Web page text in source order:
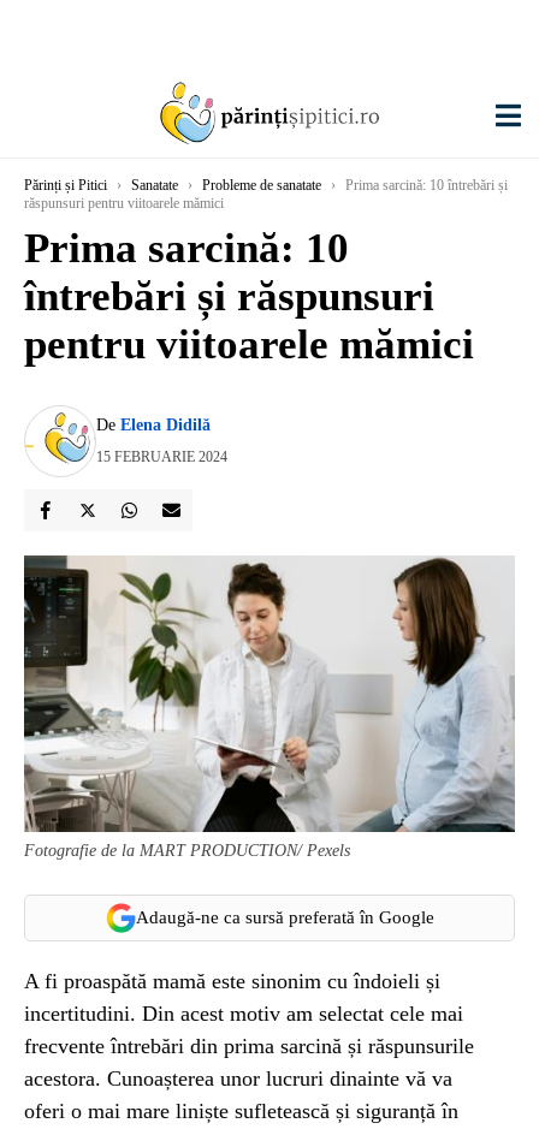
Părinți și Pitici › Sanatate › Probleme de sanatate ›
Prima sarcină: 10 întrebări și
răspunsuri pentru viitoarele mămici
Prima sarcină: 10
întrebări și răspunsuri
pentru viitoarele mămici
De Elena Didilă
15 FEBRUARIE 2024
Fotografie de la MART PRODUCTION/ Pexels
Adaugă-ne ca sursă preferată în Google
A fi proaspătă mamă este sinonim cu îndoieli și
incertitudini. Din acest motiv am selectat cele mai
frecvente întrebări din prima sarcină și răspunsurile
acestora. Cunoașterea unor lucruri dinainte vă va
oferi o mai mare liniște sufletească și siguranță în